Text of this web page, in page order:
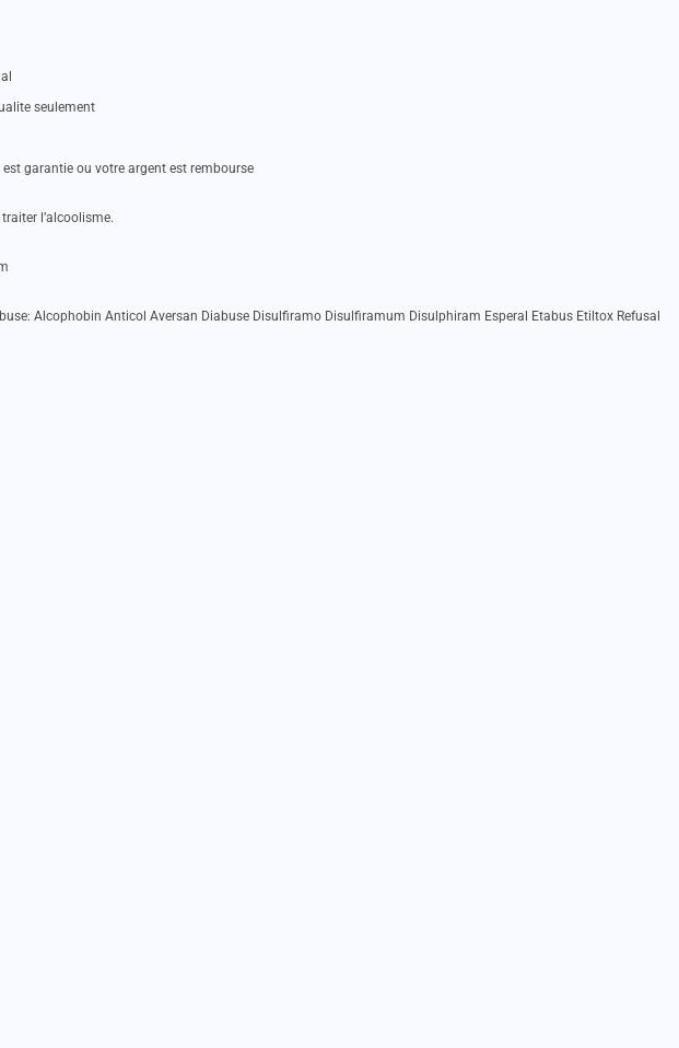
seulement
garantie ou votre argent est rembourse
l’alcoolisme.
Alcophobin Anticol Aversan Diabuse Disulfiramo Disulfiramum Disulphiram Esperal Etabus Etiltox Refusal